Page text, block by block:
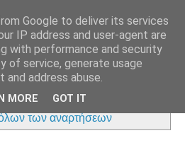
με ετικέταΑγορές Μαμάς
των αναρτήσεων
Google to deliver its services
IP address and user-agent are
with performance and security
of service, generate usage
address abuse.
MORE GOT IT